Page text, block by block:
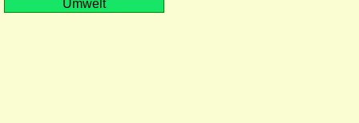
Umwelt